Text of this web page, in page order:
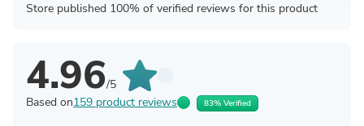
Store published 100% of verified reviews for this product
4.96/5
Based on159 product reviews 83% Verified